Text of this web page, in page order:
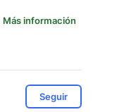
Más información
Seguir